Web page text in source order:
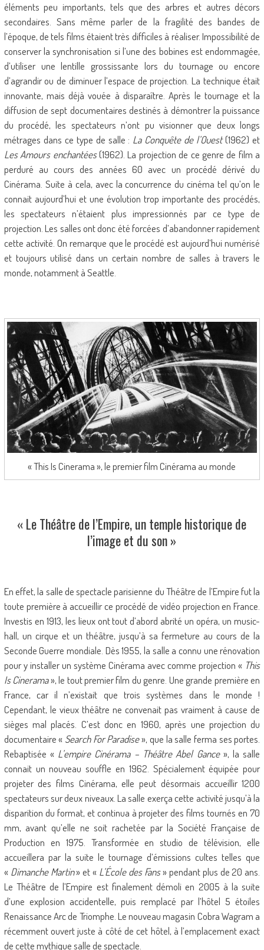
éléments peu importants, tels que des arbres et autres décors
secondaires. Sans même parler de la fragilité des bandes de
l’époque, de tels films étaient très difficiles à réaliser. Impossibilité de
conserver la synchronisation si l’une des bobines est endommagée,
d’utiliser une lentille grossissante lors du tournage ou encore
d’agrandir ou de diminuer l’espace de projection. La technique était
innovante, mais déjà vouée à disparaître. Après le tournage et la
diffusion de sept documentaires destinés à démontrer la puissance
du procédé, les spectateurs n’ont pu visionner que deux longs
métrages dans ce type de salle : La Conquête de l’Ouest(1962) et
Les Amours enchantées(1962). La projection de ce genre de film a
perduré au cours des années 60 avec un procédé dérivé du
Cinérama. Suite à cela, avec la concurrence du cinéma tel qu’on le
connait aujourd’hui et une évolution trop importante des procédés,
les spectateurs n’étaient plus impressionnés par ce type de
projection. Les salles ont donc été forcées d’abandonner rapidement
cette activité. On remarque que le procédé est aujourd’hui numérisé
et toujours utilisé dans un certain nombre de salles à travers le
monde, notamment à Seattle.
« This Is Cinerama », le premier film Cinérama au monde
« Le Théâtre de l’Empire, un temple historique de
l’image et du son »
En effet, la salle de spectacle parisienne du Théâtre de l’Empire fut la
toute première à accueillir ce procédé de vidéo projection en France.
Investis en 1913, les lieux ont tout d’abord abrité un opéra, un music-
hall, un cirque et un théâtre, jusqu’à sa fermeture au cours de la
Seconde Guerre mondiale. Dès 1955, la salle a connu une rénovation
pour y installer un système Cinérama avec comme projection « This
Is Cinerama», le tout premier film du genre. Une grande première en
France, car il n’existait que trois systèmes dans le monde !
Cependant, le vieux théâtre ne convenait pas vraiment à cause de
sièges mal placés. C’est donc en 1960, après une projection du
documentaire « Search For Paradise», que la salle ferma ses portes.
Rebaptisée « L’empire Cinérama – Théâtre Abel Gance», la salle
connait un nouveau souffle en 1962. Spécialement équipée pour
projeter des films Cinérama, elle peut désormais accueillir 1200
spectateurs sur deux niveaux. La salle exerça cette activité jusqu’à la
disparition du format, et continua à projeter des films tournés en 70
mm, avant qu’elle ne soit rachetée par la Société Française de
Production en 1975. Transformée en studio de télévision, elle
accueillera par la suite le tournage d’émissions cultes telles que
« Dimanche Martin» et « L’École des Fans» pendant plus de 20 ans.
Le Théâtre de l’Empire est finalement démoli en 2005 à la suite
d’une explosion accidentelle, puis remplacé par l’hôtel 5 étoiles
Renaissance Arc de Triomphe. Le nouveau magasin Cobra Wagram a
récemment ouvert juste à côté de cet hôtel, à l’emplacement exact
de cette mythique salle de spectacle.